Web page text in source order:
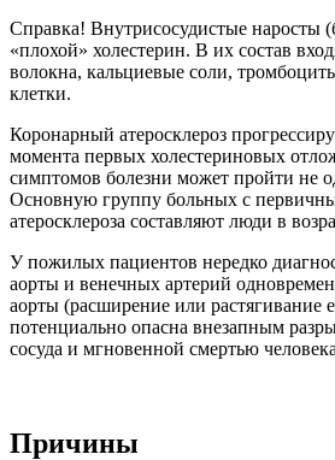
Справка! Внутрисосудистые наросты
«плохой» холестерин. В их состав
волокна, кальциевые соли,
клетки.
Коронарный атеросклероз
момента первых холестериновых
симптомов болезни может пройти не
Основную группу больных с
атеросклероза составляют люди в
У пожилых пациентов нередко
аорты и венечных артерий
аорты (расширение или растягивание
потенциально опасна внезапным
сосуда и мгновенной смертью
Причины